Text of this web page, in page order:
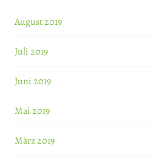
August 2019
Juli 2019
Juni 2019
Mai 2019
März 2019